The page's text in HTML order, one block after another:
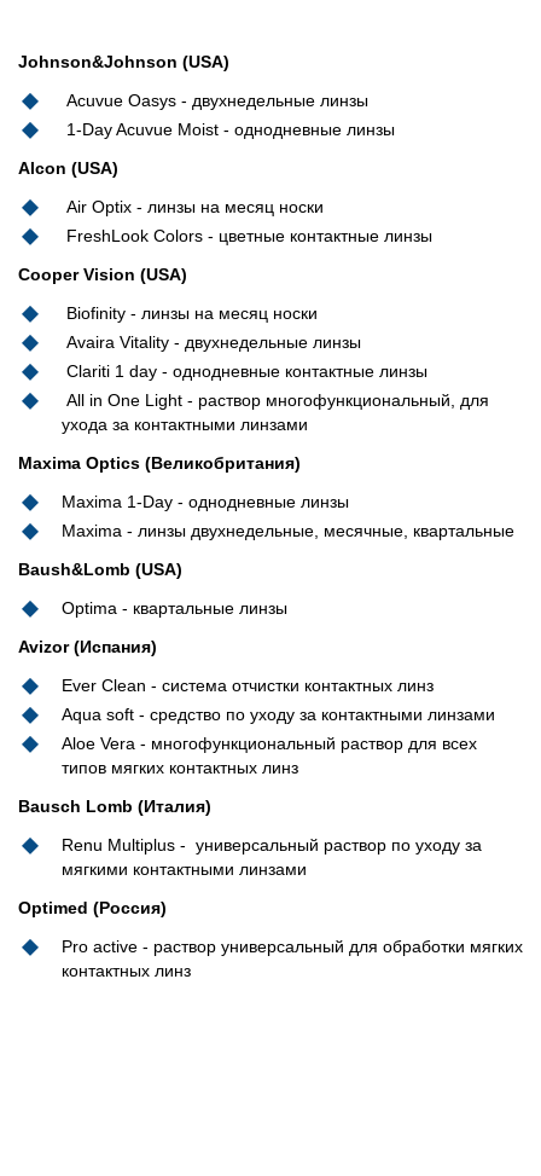
Johnson&Johnson (USA)
Acuvue Oasys - двухнедельные линзы
1-Day Acuvue Moist - однодневные линзы
Alcon (USA)
Air Optix - линзы на месяц носки
FreshLook Colors - цветные контактные линзы
Cooper Vision (USA)
Biofinity - линзы на месяц носки
Avaira Vitality - двухнедельные линзы
Clariti 1 day - однодневные контактные линзы
All in One Light - раствор многофункциональный, для
ухода за контактными линзами
Maxima Optics (Великобритания)
Maxima 1-Day - однодневные линзы
Maxima - линзы двухнедельные, месячные, квартальные
Baush&Lomb (USA)
Optima - квартальные линзы
Avizor (Испания)
Ever Clean - система отчистки контактных линз
Aqua soft - средство по уходу за контактными линзами
Aloe Vera - многофункциональный раствор для всех
типов мягких контактных линз
Bausch Lomb (Италия)
Renu Multiplus - универсальный раствор по уходу за
мягкими контактными линзами
Optimed (Россия)
Pro active - раствор универсальный для обработки мягких
контактных линз